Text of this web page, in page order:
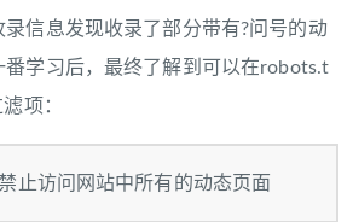
信息发现收录了部分带有?问号的动
番学习后，最终了解到可以在robots.t
项：
止访问网站中所有的动态页面